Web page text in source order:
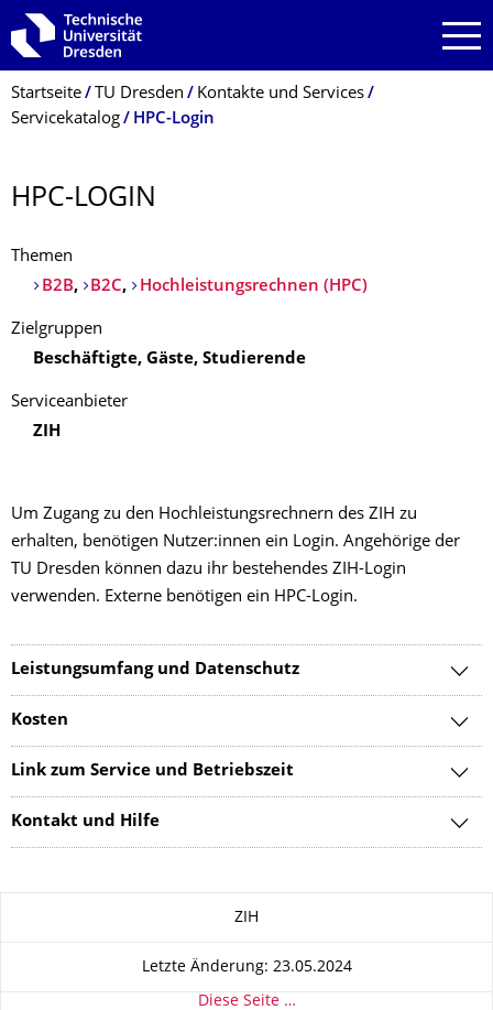
Zur Hauptnavigation springen
Zur Suche springen
Zum Inhalt springen
Breadcrumb-Menü
Startseite TU Dresden
Kontakte und Services
Servicekatalog
HPC-Login
HPC-LOGIN
Themen
B2B, B2C, Hochleistungsrechnen (HPC)
Zielgruppen
Beschäftigte, Gäste, Studierende
Serviceanbieter
ZIH
Um Zugang zu den Hochleistungsrechnern des ZIH zu
erhalten, benötigen Nutzer:innen ein Login. Angehörige der
TU Dresden können dazu ihr bestehendes ZIH-Login
verwenden. Externe benötigen ein HPC-Login.
Leistungsumfang und Datenschutz
Kosten
Link zum Service und Betriebszeit
Kontakt und Hilfe
ZIH
Letzte Änderung: 23.05.2024
Diese Seite …